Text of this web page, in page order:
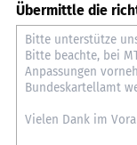
Übermittle die